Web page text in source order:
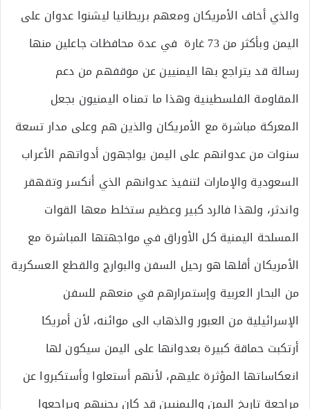
والذي أخاف الأمريكان ومعهم بريطانيا ليشنوا عدوان على
اليمن وبأكثر من 73 غارة في عدة محافظات جاعلين منها
رسالة قد يتراجع بها اليمنيين عن موقفهم من دعم
المقاومة الفلسطينية وهذا ما تمناه اليمنيون بجعل
المعركة مباشرة مع الأمريكان والذين هم وعلى مدار تسعة
سنوات من عدوانهم على اليمن يواجهون أدواتهم الأعراب
السعودية والإمارات لتنفيذ عدوانهم الذي أنكسر وتقهقر
واندثر، ولهذا فالرد كبير وعظيم ستخلط معها القوات
المسلحة اليمنية كل الأوراق في مواجهتها المباشرة مع
الأمريكان أقلها هو رحيل السفن والبوارج والقطع العسكرية
من البحار العربية وإستمرارهم في منعهم للسفن
الإسرائيلية من العبور والذهاب الى موائنه، لأن أمريكا
أرتكبت حماقة كبيرة بعدوانها على اليمن سيكون لها
انعكاساتها المؤثرة عليهم، لأنهم أستعلوا وأستكبروا عن
مراجعة تاريخ اليمن واليمنيين قد كان يجنبهم ويراجعوا